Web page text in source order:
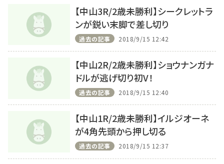
【中山3R/2歳未勝利】シークレットラ
ンが鋭い末脚で差し切り
過去の記事 2018/9/15 12:42
【中山2R/2歳未勝利】ショウナンガナ
ドルが逃げ切り初V！
過去の記事 2018/9/15 12:40
【中山1R/2歳未勝利】イルジオーネ
が4角先頭から押し切る
過去の記事 2018/9/15 12:37